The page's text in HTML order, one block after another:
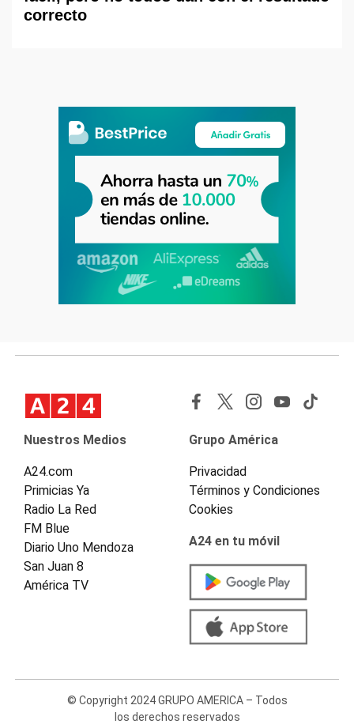
correcto
Nuestros Medios
A24.com
Primicias Ya
Radio La Red
FM Blue
Diario Uno Mendoza
San Juan 8
América TV
Grupo América
Privacidad
Términos y Condiciones
Cookies
A24 en tu móvil
© Copyright 2024 GRUPO AMERICA – Todos
los derechos reservados